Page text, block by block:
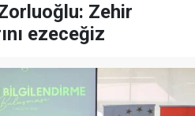
Zehir
ezeceğiz